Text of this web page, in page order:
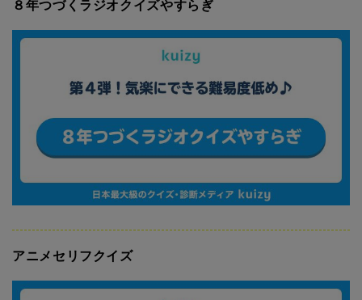
８年つづくラジオクイズやすらぎ
アニメセリフクイズ